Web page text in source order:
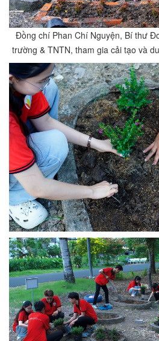
Đồng chí Phan Chí Nguyện, Bí thư
trường & TNTN, tham gia cải tạo và